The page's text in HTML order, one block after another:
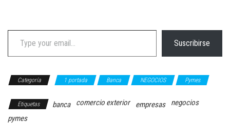
Type your email…
Suscribirse
Categoría 1 portada Banca NEGOCIOS Pymes
Etiquetas banca comercio exterior empresas
negocios
pymes